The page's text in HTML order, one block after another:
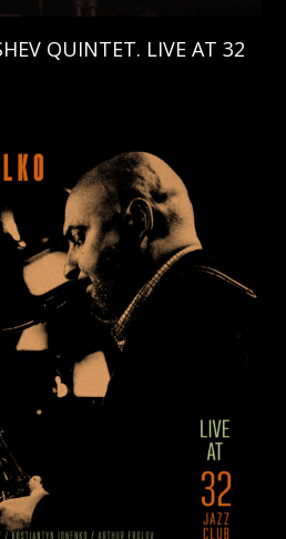
QUINTET. LIVE AT 32